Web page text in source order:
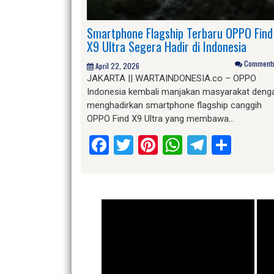
Smartphone Flagship Terbaru OPPO Find
X9 Ultra Segera Hadir di Indonesia
April 22, 2026
JAKARTA || WARTAINDONESIA.co – OPPO
Indonesia kembali manjakan masyarakat
menghadirkan smartphone flagship canggih
OPPO Find X9 Ultra yang membawa…
Facebook
Twitter
Pinterest
WhatsApp
Telegram